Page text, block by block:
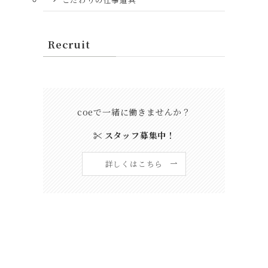
Recruit
coeで一緒に働きませんか？
スタッフ募集中！
詳しくはこちら